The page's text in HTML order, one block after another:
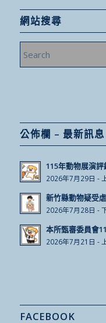
網站搜尋
公佈欄 – 最新訊息
115年動物展演
2026年7月29日 -
新竹縣動物疑受
2026年7月28日 -
本所甄審委員會
2026年7月21日 -
FACEBOOK